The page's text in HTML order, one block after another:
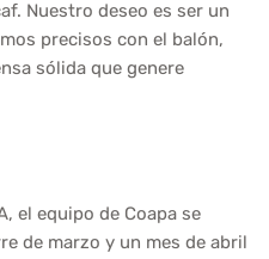
Nuestro deseo es ser un
precisos con el balón,
sólida que genere
el equipo de Coapa se
de marzo y un mes de abril